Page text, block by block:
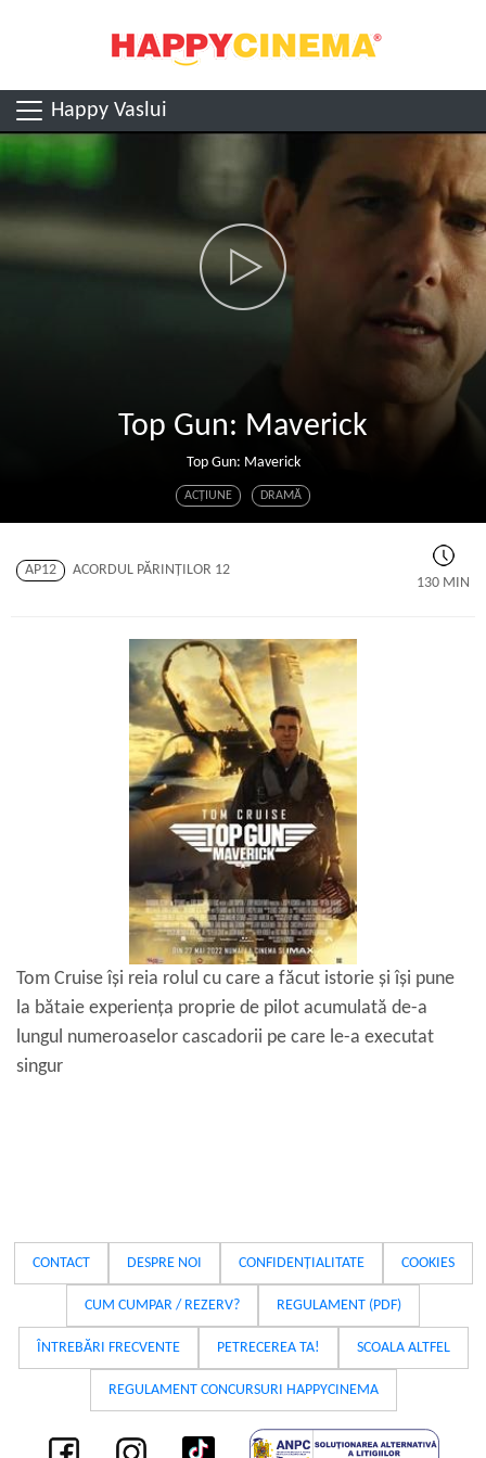
Happy Vaslui
Top Gun: Maverick
Top Gun: Maverick
ACŢIUNE DRAMĂ
AP12
ACORDUL PĂRINŢILOR 12
130 MIN
Tom Cruise își reia rolul cu care a făcut istorie și își pune
la bătaie experiența proprie de pilot acumulată de-a
lungul numeroaselor cascadorii pe care le-a executat
singur
CONTACT DESPRE NOI CONFIDENȚIALITATE COOKIES
CUM CUMPAR / REZERV? REGULAMENT (PDF)
ÎNTREBĂRI FRECVENTE PETRECEREA TA! SCOALA ALTFEL
REGULAMENT CONCURSURI HAPPYCINEMA